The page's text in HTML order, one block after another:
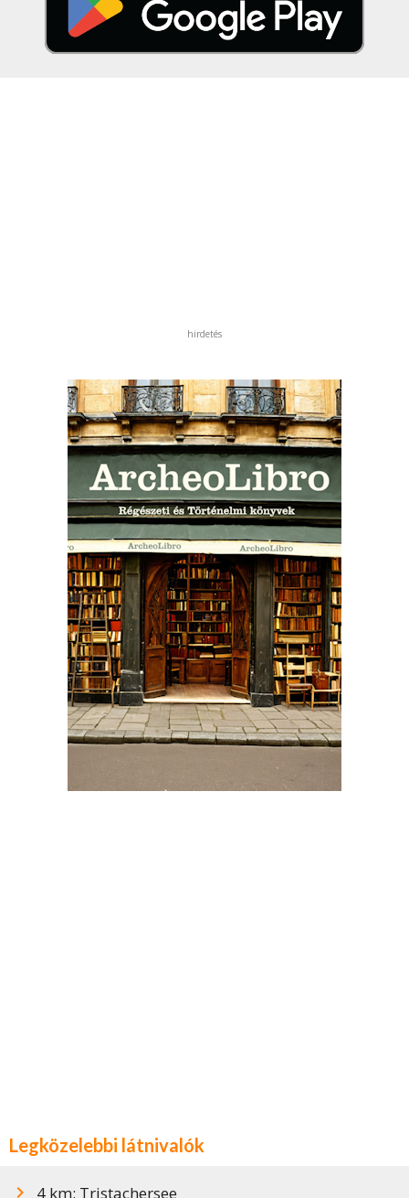
hirdetés
Legközelebbi látnivalók
4 km: Tristachersee